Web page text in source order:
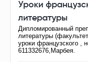
Уроки
литературы
Дипломированный
литературы
уроки французского ,
611332676,Марбея.